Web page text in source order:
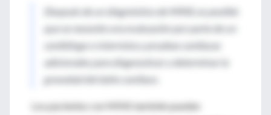
Después de un diagnóstico de MINS, es posible
que se necesite una evaluación por parte de un
cardiólogo o internista y pruebas cardíacas
adicionales para diagnosticar y determinar la
gravedad del daño cardíaco.
Los pacientes con MINS también pueden